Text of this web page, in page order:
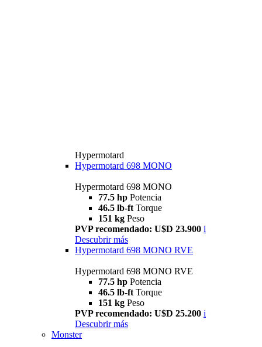
Hypermotard
Hypermotard 698 MONO
Hypermotard 698 MONO
77.5 hp Potencia
46.5 lb-ft Torque
151 kg Peso
PVP recomendado: U$D 23.900 i
Descubrir más
Hypermotard 698 MONO RVE
Hypermotard 698 MONO RVE
77.5 hp Potencia
46.5 lb-ft Torque
151 kg Peso
PVP recomendado: U$D 25.200 i
Descubrir más
Monster